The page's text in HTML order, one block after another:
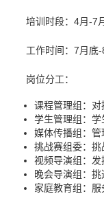
培训时段：4月-7
工作时间：7月底-
岗位分工：
课程管理组：对
学生管理组：学
媒体传播组：管
挑战赛组委：挑
视频导演组：发
晚会导演组：挑
家庭教育组：服